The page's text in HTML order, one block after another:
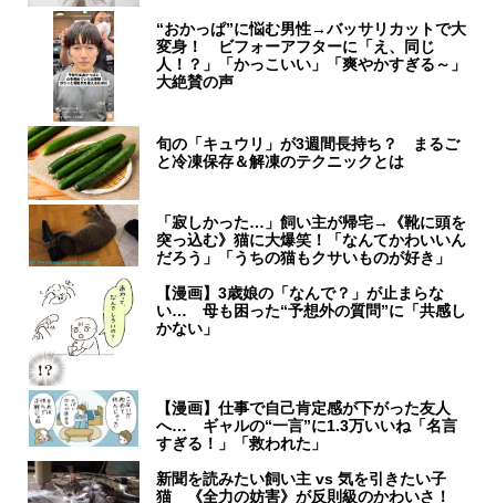
“おかっぱ”に悩む男性→バッサリカットで大
変身！ ビフォーアフターに「え、同じ
人！？」「かっこいい」「爽やかすぎる～」
大絶賛の声
旬の「キュウリ」が3週間長持ち？ まるご
と冷凍保存＆解凍のテクニックとは
「寂しかった…」飼い主が帰宅→《靴に頭を
突っ込む》猫に大爆笑！「なんてかわいいん
だろう」「うちの猫もクサいものが好き」
【漫画】3歳娘の「なんで？」が止まらな
い… 母も困った“予想外の質問”に「共感し
かない」
【漫画】仕事で自己肯定感が下がった友人
へ… ギャルの“一言”に1.3万いいね「名言
すぎる！」「救われた」
新聞を読みたい飼い主 vs 気を引きたい子
猫 《全力の妨害》が反則級のかわいさ！